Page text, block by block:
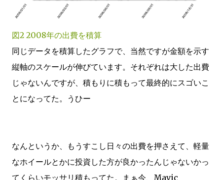
図2 2008年の出費を積算
同じデータを積算したグラフで、当然ですが金額を示す
縦軸のスケールが伸びています。それぞれは大した出費
じゃないんですが、積もりに積もって最終的にスゴいこ
とになってた。うひー
なんというか、もうすこし日々の出費を押さえて、軽量
なホイールとかに投資した方が良かったんじゃないかっ
てくらいモッサリ積もってた。まぁ今、Mavic